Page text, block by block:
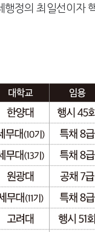
정의 최일선이자